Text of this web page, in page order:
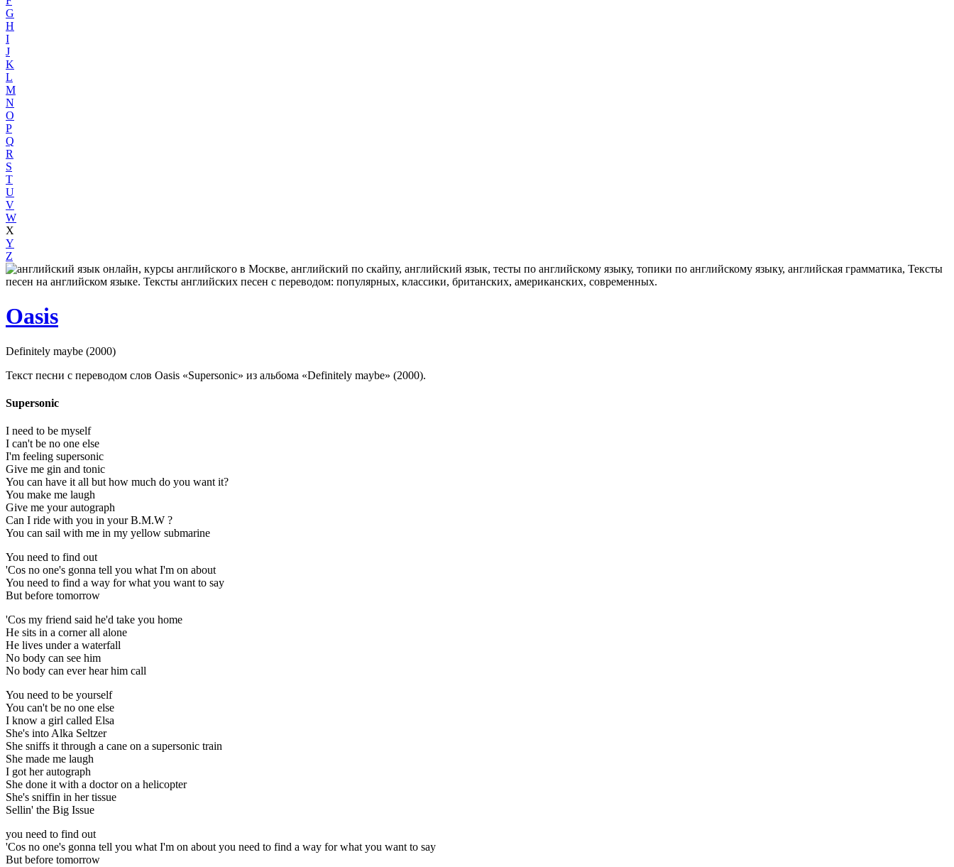
G
H
I
J
K
L
M
N
O
P
Q
R
S
T
U
V
W
X
Y
Z
Oasis
Definitely maybe (2000)
Текст песни с переводом слов Oasis «Supersonic» из альбома «Definitely maybe» (2000).
Supersonic
I need to be myself
I can't be no one else
I'm feeling supersonic
Give me gin and tonic
You can have it all but how much do you want it?
You make me laugh
Give me your autograph
Can I ride with you in your B.M.W ?
You can sail with me in my yellow submarine
You need to find out
'Cos no one's gonna tell you what I'm on about
You need to find a way for what you want to say
But before tomorrow
'Cos my friend said he'd take you home
He sits in a corner all alone
He lives under a waterfall
No body can see him
No body can ever hear him call
You need to be yourself
You can't be no one else
I know a girl called Elsa
She's into Alka Seltzer
She sniffs it through a cane on a supersonic train
She made me laugh
I got her autograph
She done it with a doctor on a helicopter
She's sniffin in her tissue
Sellin' the Big Issue
you need to find out
'Cos no one's gonna tell you what I'm on about you need to find a way for what you want to say
But before tomorrow